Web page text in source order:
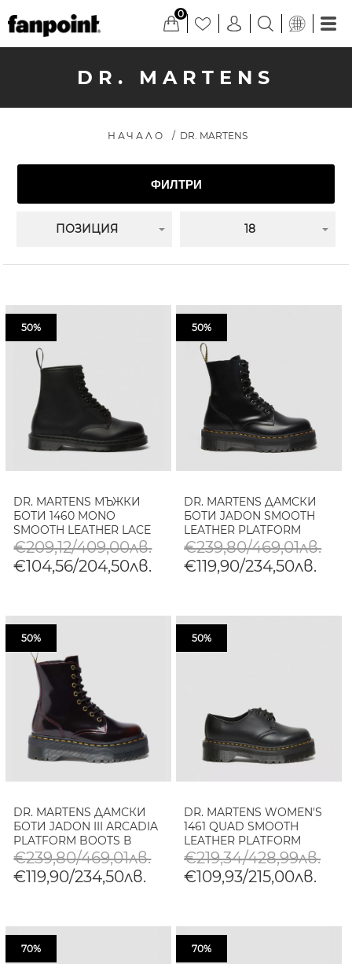
0
DR. MARTENS
НАЧАЛО / DR. MARTENS
ФИЛТРИ
ПОЗИЦИЯ 18
50%
DR. MARTENS МЪЖКИ
БОТИ 1460 MONO
SMOOTH LEATHER LACE
UP BOOTS В ЧЕРНО
€209,12/409,00лв.
€104,56/204,50лв.
50%
DR. MARTENS ДАМСКИ
БОТИ JADON SMOOTH
LEATHER PLATFORM
BOOTS В ЧЕРНО
€239,80/469,01лв.
€119,90/234,50лв.
50%
DR. MARTENS ДАМСКИ
БОТИ JADON III ARCADIA
PLATFORM BOOTS В
ЧЕРЕШОВО ЧЕРВЕНО
€239,80/469,01лв.
€119,90/234,50лв.
50%
DR. MARTENS WOMEN'S
1461 QUAD SMOOTH
LEATHER PLATFORM
SHOES
€219,34/428,99лв.
€109,93/215,00лв.
70% 70%